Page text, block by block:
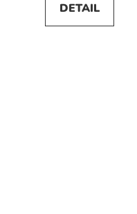
DETAIL